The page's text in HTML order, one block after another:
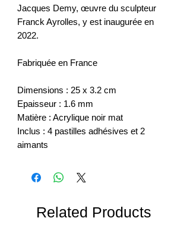
Jacques Demy, œuvre du sculpteur
Franck Ayrolles, y est inaugurée en
2022.
Fabriquée en France
Dimensions : 25 x 3.2 cm
Epaisseur : 1.6 mm
Matière : Acrylique noir mat
Inclus : 4 pastilles adhésives et 2
aimants
Related Products